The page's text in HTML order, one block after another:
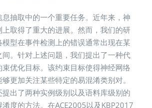
抽取中的一个重要任务。近年来，神
取得了重大的进展。然而，我们的研
型在事件检测上的错误通常出现在某
。针对上述问题，我们提出了一种代
优化目标。该约束目标使得神经网络
更加关注某些特定的易混淆类别对。
出了两种实例级别以及语料库级别的
度的方法。在ACE2005以及KBP2017